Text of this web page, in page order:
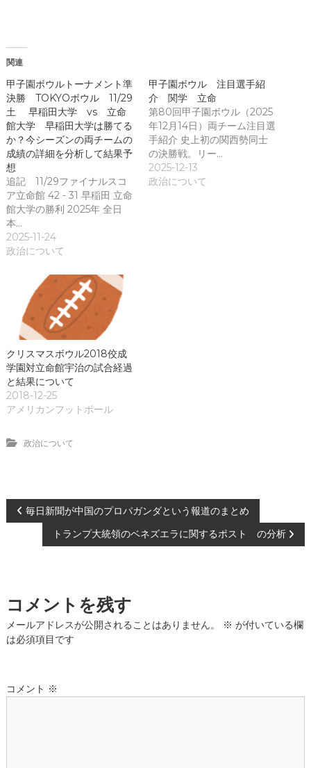
関連
甲子園ボウルトーナメント準
決勝 TOKYOボウル 11/29
土 早稲田大学 vs 立命
館大学 早稲田大学は勝てる
か？今シーズンの両チームの
成績の詳細を分析して結果予
想
追記 11/29ファイナルスコ
ア立命館 42 - 31 早稲田 立命
館大学の勝利 2025年 全日
本…
2025-11-24
政治について
甲子園ボウル 注目選手紹
介 関学 立命
第80回甲子園ボウル（2025
年12月14日）両チーム注目選
手紹介 史上初の関西勢同士
の決勝戦。リー…
2025-12-13
政治について
クリスマスボウル2018佼成
学園対立命館宇治の試合経過
と結果について
2018-12-25
アメリカンフットボール
政治について
投
ビ
ゲ
シ
毎日新聞が中国のプロパガンダという報道のまとめ
トランプ大統領のベネズエラに関するポスト の分析
コメントを残す
メールアドレスが公開されることはありません。 ※ が付いている欄
は必須項目です
コメント ※